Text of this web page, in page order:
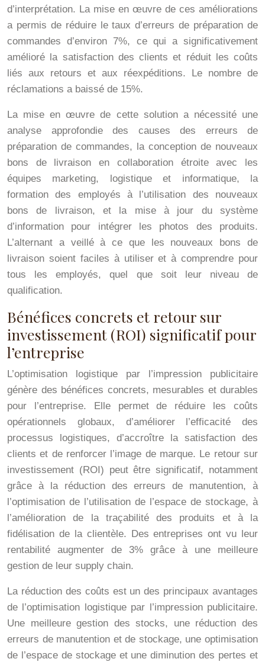
d’interprétation. La mise en œuvre de ces améliorations
a permis de réduire le taux d’erreurs de préparation de
commandes d’environ 7%, ce qui a significativement
amélioré la satisfaction des clients et réduit les coûts
liés aux retours et aux réexpéditions. Le nombre de
réclamations a baissé de 15%.
La mise en œuvre de cette solution a nécessité une
analyse approfondie des causes des erreurs de
préparation de commandes, la conception de nouveaux
bons de livraison en collaboration étroite avec les
équipes marketing, logistique et informatique, la
formation des employés à l’utilisation des nouveaux
bons de livraison, et la mise à jour du système
d’information pour intégrer les photos des produits.
L’alternant a veillé à ce que les nouveaux bons de
livraison soient faciles à utiliser et à comprendre pour
tous les employés, quel que soit leur niveau de
qualification.
Bénéfices concrets et retour sur
investissement (ROI) significatif pour
l’entreprise
L’optimisation logistique par l’impression publicitaire
génère des bénéfices concrets, mesurables et durables
pour l’entreprise. Elle permet de réduire les coûts
opérationnels globaux, d’améliorer l’efficacité des
processus logistiques, d’accroître la satisfaction des
clients et de renforcer l’image de marque. Le retour sur
investissement (ROI) peut être significatif, notamment
grâce à la réduction des erreurs de manutention, à
l’optimisation de l’utilisation de l’espace de stockage, à
l’amélioration de la traçabilité des produits et à la
fidélisation de la clientèle. Des entreprises ont vu leur
rentabilité augmenter de 3% grâce à une meilleure
gestion de leur supply chain.
La réduction des coûts est un des principaux avantages
de l’optimisation logistique par l’impression publicitaire.
Une meilleure gestion des stocks, une réduction des
erreurs de manutention et de stockage, une optimisation
de l’espace de stockage et une diminution des pertes et